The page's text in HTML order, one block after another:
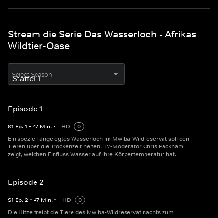
Stream die Serie Das Wasserloch - Afrikas
Wildtier-Oase
Select Season
Episode 1
S1 Ep.1 • 47 Min. • HD
0
Ein speziell angelegtes Wasserloch im Mwiba-Wildreservat soll den
Tieren über die Trockenzeit helfen. TV-Moderator Chris Packham
zeigt, welchen Einfluss Wasser auf ihre Körpertemperatur hat.
Episode 2
S1 Ep.2 • 47 Min. • HD
0
Die Hitze treibt die Tiere des Mwiba-Wildreservat nachts zum